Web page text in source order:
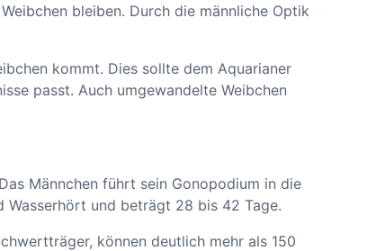
bleiben. Durch die männliche Optik
kommt. Dies sollte dem Aquarianer
passt. Auch umgewandelte Weibchen
Männchen führt sein Gonopodium in die
Wasserhört und beträgt 28 bis 42 Tage.
können deutlich mehr als 150